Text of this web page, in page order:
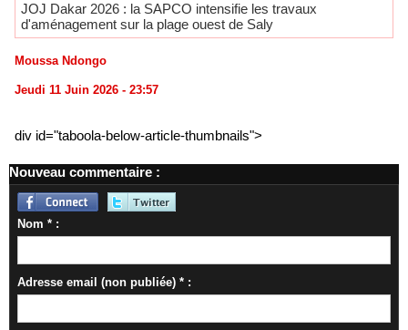
JOJ Dakar 2026 : la SAPCO intensifie les travaux
d'aménagement sur la plage ouest de Saly
Moussa Ndongo
Jeudi 11 Juin 2026 - 23:57
div id="taboola-below-article-thumbnails">
Nouveau commentaire :
Nom * :
Adresse email (non publiée) * :